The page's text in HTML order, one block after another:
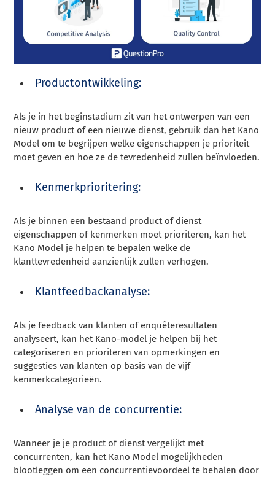
Productontwikkeling:
Als je in het beginstadium zit van het ontwerpen van een
nieuw product of een nieuwe dienst, gebruik dan het Kano
Model om te begrijpen welke eigenschappen je prioriteit
moet geven en hoe ze de tevredenheid zullen beïnvloeden.
Kenmerkprioritering:
Als je binnen een bestaand product of dienst
eigenschappen of kenmerken moet prioriteren, kan het
Kano Model je helpen te bepalen welke de
klanttevredenheid aanzienlijk zullen verhogen.
Klantfeedbackanalyse:
Als je feedback van klanten of enquêteresultaten
analyseert, kan het Kano-model je helpen bij het
categoriseren en prioriteren van opmerkingen en
suggesties van klanten op basis van de vijf
kenmerkcategorieën.
Analyse van de concurrentie:
Wanneer je je product of dienst vergelijkt met
concurrenten, kan het Kano Model mogelijkheden
blootleggen om een concurrentievoordeel te behalen door